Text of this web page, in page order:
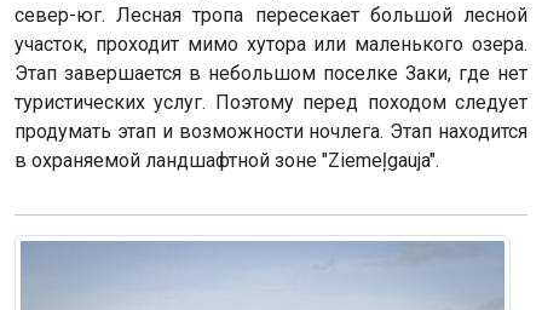
север-юг. Лесная тропа пересекает большой лесной
участок, проходит мимо хутора или маленького озера.
Этап завершается в небольшом поселке Заки, где нет
туристических услуг. Поэтому перед походом следует
продумать этап и возможности ночлега. Этап находится
в охраняемой ландшафтной зоне "Ziemeļgauja".